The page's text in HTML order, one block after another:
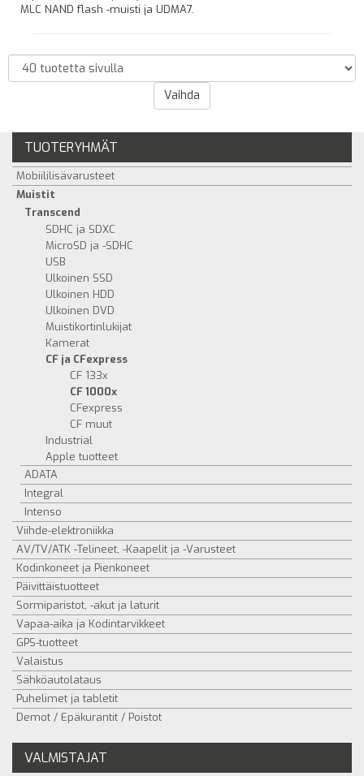
MLC NAND flash -muisti ja UDMA7.
TUOTERYHMÄT
Mobiililisävarusteet
Muistit
Transcend
SDHC ja SDXC
MicroSD ja -SDHC
USB
Ulkoinen SSD
Ulkoinen HDD
Ulkoinen DVD
Muistikortinlukijat
Kamerat
CF ja CFexpress
CF 133x
CF 1000x
CFexpress
CF muut
Industrial
Apple tuotteet
ADATA
Integral
Intenso
Viihde-elektroniikka
AV/TV/ATK -Telineet, -Kaapelit ja -Varusteet
Kodinkoneet ja Pienkoneet
Päivittäistuotteet
Sormiparistot, -akut ja laturit
Vapaa-aika ja Kodintarvikkeet
GPS-tuotteet
Valaistus
Sähköautolataus
Puhelimet ja tabletit
Demot / Epäkurantit / Poistot
VALMISTAJAT